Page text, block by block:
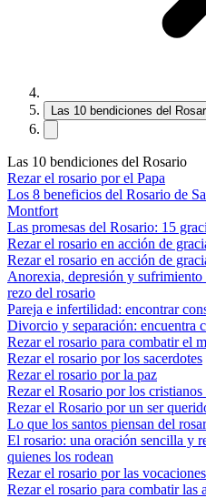
Las 10 bendiciones del
Las 10 bendiciones del Rosario
Rezar el rosario por el Papa
Los 8 beneficios del Rosario de
Montfort
Las promesas del Rosario: 15
Rezar el rosario en acción de
Rezar el rosario en acción de
Anorexia, depresión y
rezo del rosario
Pareja e infertilidad: encontrar
Divorcio y separación: encuentra
Rezar el rosario para combatir el
Rezar el rosario por los sacerdotes
Rezar el rosario por la paz
Rezar el Rosario por los cristianos
Rezar el Rosario por un ser
Lo que los santos piensan del
El rosario: una oración sencilla y
quienes los rodean
Rezar el rosario por las vocaciones
Rezar el rosario para combatir las